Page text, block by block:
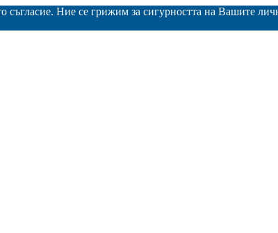
съгласие. Ние се грижим за сигурността на Вашите